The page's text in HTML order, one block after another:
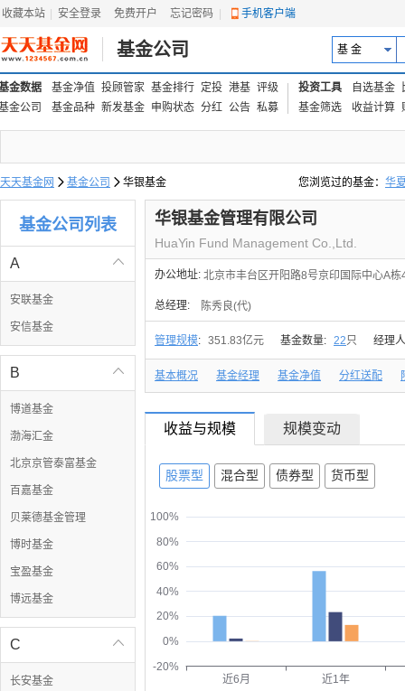
收藏本站 安全登录 免费开户 忘记密码 手机客户端
基金公司 基 金
金数据 基金净值 投顾管家 基金排行 定投 港基 评级
金公司
基金品种 新发基金 申购状态 分红 公告 私募
投资工具 自选基金
基金筛选
收益计算
天天基金网  基金公司  华银基金 您浏览过的基金： 华
易方达上证中盘ETF联
基金公司列表

A
安联基金
安信基金

B
博道基金
渤海汇金
北京京管泰富基金
百嘉基金
贝莱德基金管理
博时基金
宝盈基金
博远基金

C
长安基金
华银基金管理有限公司
HuaYin Fund Management Co.,Ltd.
办公地址: 北京市丰台区开阳路8号京印国际中心A栋
总经理: 陈秀良(代)
管理规模: 351.83亿元 基金数量: 22只 经理
基本概况 基金经理 基金净值 分红送配
收益与规模 规模变动
股票型 混合型 债券型 货币型
-20%
0%
20%
40%
60%
80%
100%
近6月
近1年